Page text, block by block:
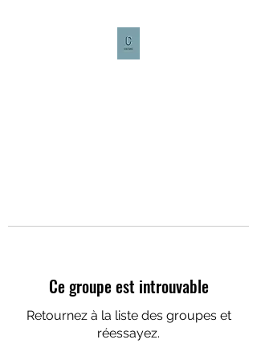
Ce groupe est introuvable
Retournez à la liste des groupes et
réessayez.